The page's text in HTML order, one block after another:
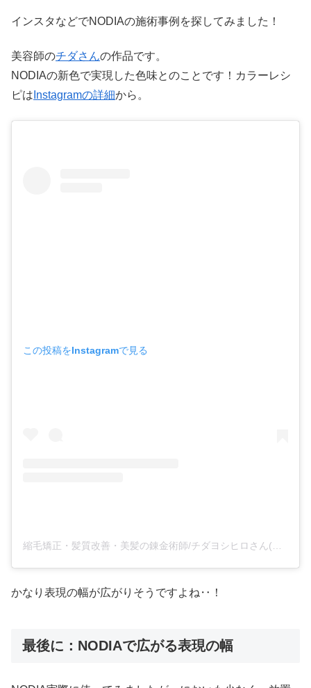
インスタなどでNODIAの施術事例を探してみました！
美容師のチダさんの作品です。
NODIAの新色で実現した色味とのことです！カラーレシ
ピは Instagramの詳細から。
この投稿をInstagramで見る
かなり表現の幅が広がりそうですよね‥！
最後に：NODIAで広がる表現の幅